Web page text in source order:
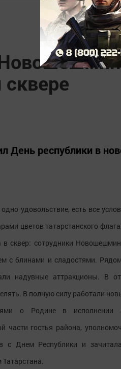
День республики в
удовольствие, есть все
цветов татарстанского
сквер: сотрудники
с блинами и сладостями.
надувные аттракционы. В
В полную силу работали
о Родине в
гостья района,
Днем Республики и